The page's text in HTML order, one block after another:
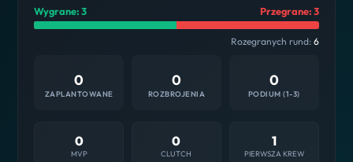
Wygrane: 3 Przegrane: 3
Rozegranych rund: 6
0
ZAPLANTOWANE
0
ROZBROJENIA
0
PODIUM (1-3)
0
MVP
0
CLUTCH
1
PIERWSZA KREW